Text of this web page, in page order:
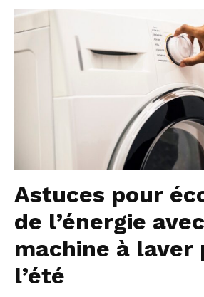
Astuces pour
de l’énergie
machine à laver
l’été